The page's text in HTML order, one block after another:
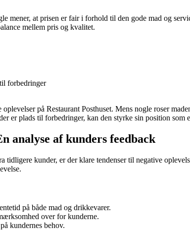
mener, at prisen er fair i forhold til den gode mad og
mellem pris og kvalitet.
forbedringer
på Restaurant Posthuset. Mens nogle roser
er plads til forbedringer, kan den styrke sin position som
analyse af kunders feedback
tidligere kunder, er der klare tendenser til negative
på både mad og drikkevarer.
over for kunderne.
kundernes behov.